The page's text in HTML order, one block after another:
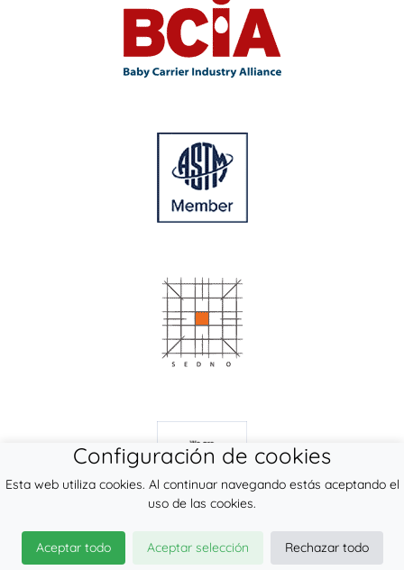
© 2026
LennyLamb sp. z o.o. sp.k.
Configuración de cookies
Esta web utiliza cookies. Al continuar navegando estás aceptando el
uso de las cookies.
Aceptar todo Aceptar selección
Rechazar todo